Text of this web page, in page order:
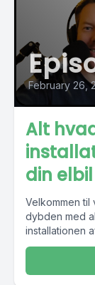
February 26,
Alt
din elbil
Velkommen
dybden med
installationen